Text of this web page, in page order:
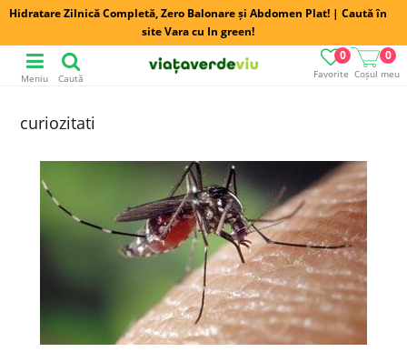
Hidratare Zilnică Completă, Zero Balonare și Abdomen Plat! | Caută în
site Vara cu In green!
Favorite
0
Coșul meu
0
Meniu Caută
curiozitati